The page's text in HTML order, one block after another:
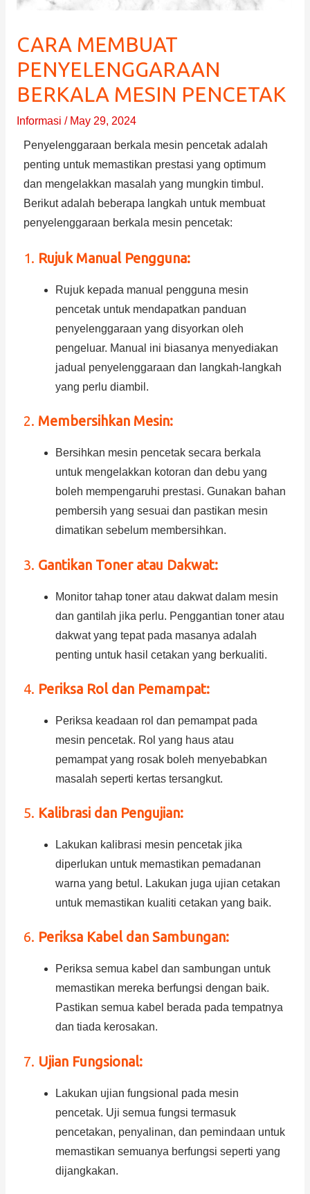
CARA MEMBUAT
PENYELENGGARAAN
BERKALA MESIN PENCETAK
Informasi / May 29, 2024
Penyelenggaraan berkala mesin pencetak adalah
penting untuk memastikan prestasi yang optimum
dan mengelakkan masalah yang mungkin timbul.
Berikut adalah beberapa langkah untuk membuat
penyelenggaraan berkala mesin pencetak:
1. Rujuk Manual Pengguna:
Rujuk kepada manual pengguna mesin
pencetak untuk mendapatkan panduan
penyelenggaraan yang disyorkan oleh
pengeluar. Manual ini biasanya menyediakan
jadual penyelenggaraan dan langkah-langkah
yang perlu diambil.
2. Membersihkan Mesin:
Bersihkan mesin pencetak secara berkala
untuk mengelakkan kotoran dan debu yang
boleh mempengaruhi prestasi. Gunakan bahan
pembersih yang sesuai dan pastikan mesin
dimatikan sebelum membersihkan.
3. Gantikan Toner atau Dakwat:
Monitor tahap toner atau dakwat dalam mesin
dan gantilah jika perlu. Penggantian toner atau
dakwat yang tepat pada masanya adalah
penting untuk hasil cetakan yang berkualiti.
4. Periksa Rol dan Pemampat:
Periksa keadaan rol dan pemampat pada
mesin pencetak. Rol yang haus atau
pemampat yang rosak boleh menyebabkan
masalah seperti kertas tersangkut.
5. Kalibrasi dan Pengujian:
Lakukan kalibrasi mesin pencetak jika
diperlukan untuk memastikan pemadanan
warna yang betul. Lakukan juga ujian cetakan
untuk memastikan kualiti cetakan yang baik.
6. Periksa Kabel dan Sambungan:
Periksa semua kabel dan sambungan untuk
memastikan mereka berfungsi dengan baik.
Pastikan semua kabel berada pada tempatnya
dan tiada kerosakan.
7. Ujian Fungsional:
Lakukan ujian fungsional pada mesin
pencetak. Uji semua fungsi termasuk
pencetakan, penyalinan, dan pemindaan untuk
memastikan semuanya berfungsi seperti yang
dijangkakan.